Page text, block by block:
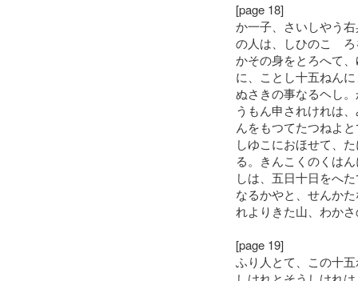
[page 18]
か一子、さいしやう
の人は、しひのこゝ
かその身をとろへて
に、ことし十五ねん
ぬさきの事なるヘし
うもん申されけれは
んをもつてたつねよ
しゆこにおほせて、
る。きんこくのくは
しは、五日十日をへ
なるかやと、せんか
れよりきた山、わか
[page 19]
ふり人とて、この十